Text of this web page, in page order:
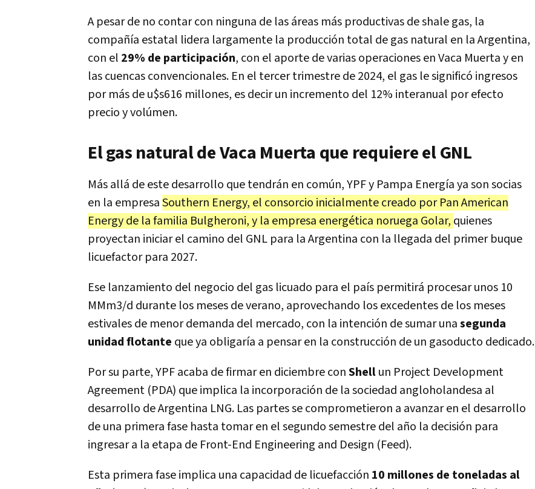
A pesar de no contar con ninguna de las áreas más productivas de shale gas, la
compañía estatal lidera largamente la producción total de gas natural en la Argentina,
con el 29% de participación, con el aporte de varias operaciones en Vaca Muerta y en
las cuencas convencionales. En el tercer trimestre de 2024, el gas le significó ingresos
por más de u$s616 millones, es decir un incremento del 12% interanual por efecto
precio y volúmen.
El gas natural de Vaca Muerta que requiere el GNL
Más allá de este desarrollo que tendrán en común, YPF y Pampa Energía ya son socias
en la empresaSouthern Energy, el consorcio inicialmente creado por Pan American
Energy de la familia Bulgheroni, y la empresa energética noruega Golar, quienes
proyectan iniciar el camino del GNL para la Argentina con la llegada del primer buque
licuefactor para 2027.
Ese lanzamiento del negocio del gas licuado para el país permitirá procesar unos 10
MMm3/d durante los meses de verano, aprovechando los excedentes de los meses
estivales de menor demanda del mercado, con la intención de sumar unasegunda
unidad flotante que ya obligaría a pensar en la construcción de un gasoducto dedicado.
Por su parte, YPF acaba de firmar en diciembre conShellun Project Development
Agreement (PDA) que implica la incorporación de la sociedad angloholandesa al
desarrollo de Argentina LNG. Las partes se comprometieron a avanzar en el desarrollo
de una primera fase hasta tomar en el segundo semestre del año la decisión para
ingresar a la etapa de Front-End Engineering and Design (Feed).
Esta primera fase implica una capacidad de licuefacción 10 millones de toneladas al